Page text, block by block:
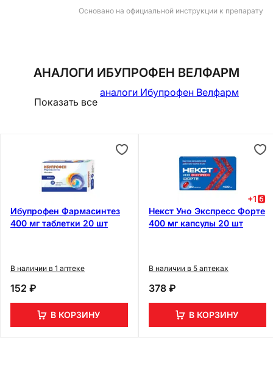
Основано на официальной инструкции к препарату
АНАЛОГИ ИБУПРОФЕН ВЕЛФАРМ
Показать все
аналоги Ибупрофен Велфарм
Ибупрофен Фармасинтез
400 мг таблетки 20 шт
В наличии в 1 аптеке
152 ₽
В КОРЗИНУ
+1
Некст Уно Экспресс Форте
400 мг капсулы 20 шт
В наличии в 5 аптеках
378 ₽
В КОРЗИНУ